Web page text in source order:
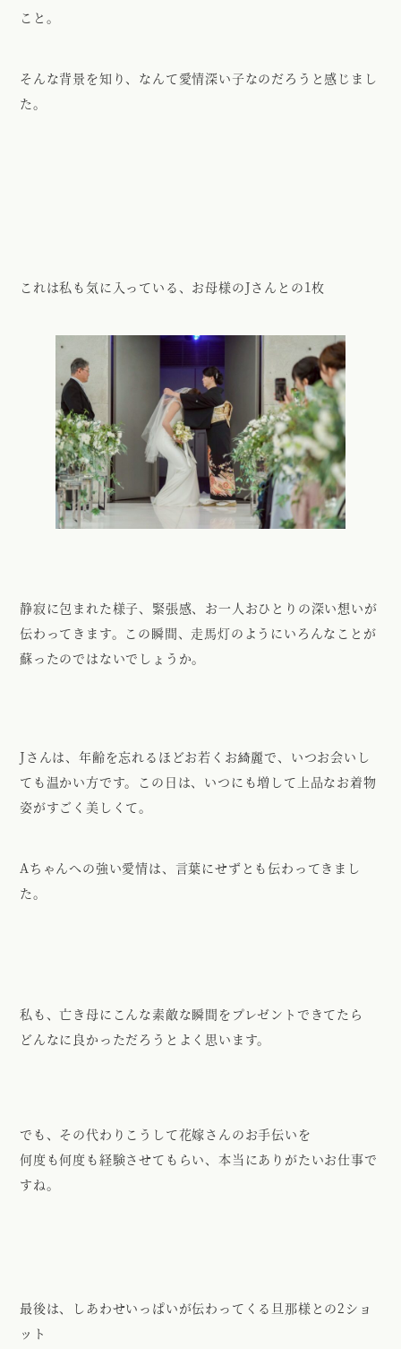
こと。
そんな背景を知り、なんて愛情深い子なのだろうと感じまし
た。
これは私も気に入っている、お母様のJさんとの1枚
静寂に包まれた様子、緊張感、お一人おひとりの深い想いが
伝わってきます。この瞬間、走馬灯のようにいろんなことが
蘇ったのではないでしょうか。
Jさんは、年齢を忘れるほどお若くお綺麗で、いつお会いし
ても温かい方です。この日は、いつにも増して上品なお着物
姿がすごく美しくて。
Aちゃんへの強い愛情は、言葉にせずとも伝わってきまし
た。
私も、亡き母にこんな素敵な瞬間をプレゼントできてたら
どんなに良かっただろうとよく思います。
でも、その代わりこうして花嫁さんのお手伝いを
何度も何度も経験させてもらい、本当にありがたいお仕事で
すね。
最後は、しあわせいっぱいが伝わってくる旦那様との2ショ
ット